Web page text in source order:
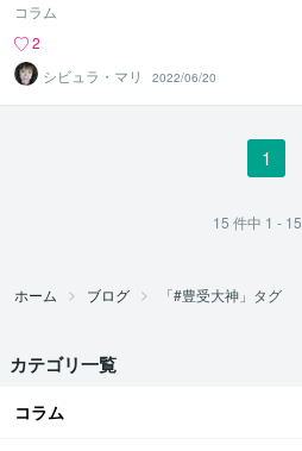
コラム
2
シビュラ・マリ
2022/06/20
1
15 件中 1 - 15
ホーム ブログ 「#豊受大神」タグ
カテゴリ一覧
コラム